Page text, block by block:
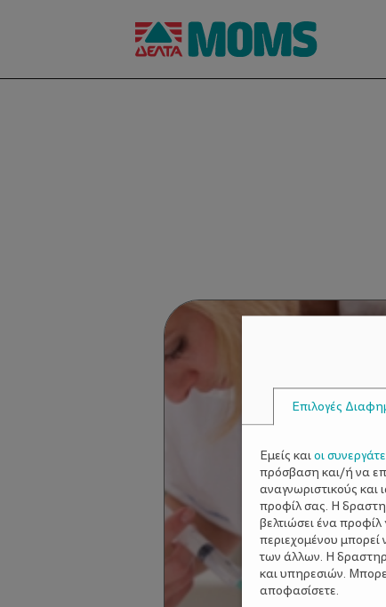
Επιλογές
Εμείς καιοι
πρόσβαση και/ή να
αναγνωριστικούς
προφίλ σας. Η
βελτιώσει ένα
περιεχομένου
των άλλων. Η
και υπηρεσιών.
αποφασίσετε.